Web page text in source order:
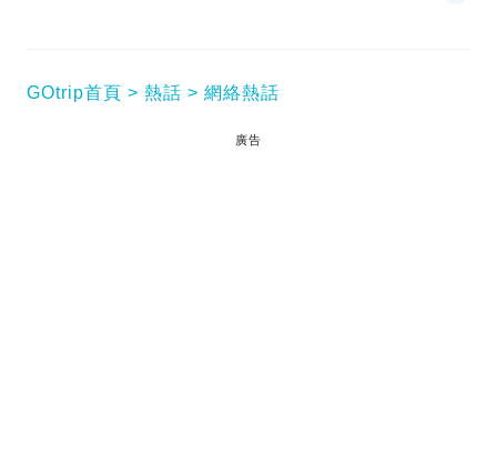
GOtrip首頁 熱話 網絡熱話
廣告